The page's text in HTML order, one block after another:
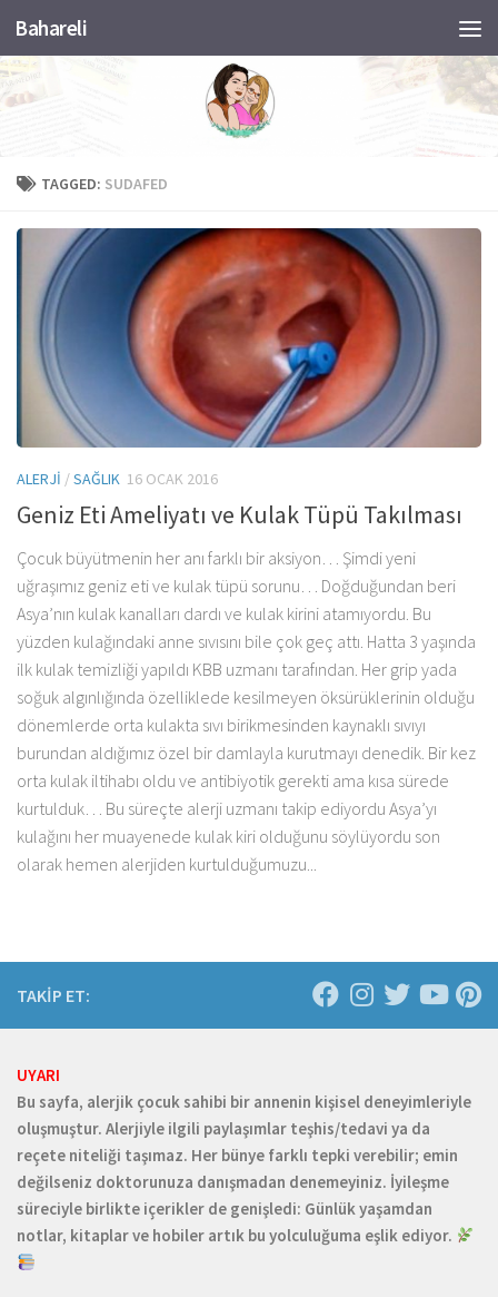
Skip to content
Bahareli
TAGGED: SUDAFED
ALERJI /SAĞLIK 16 OCAK 2016
Geniz Eti Ameliyatı ve Kulak Tüpü Takılması
Çocuk büyütmenin her anı farklı bir aksiyon… Şimdi yeni
uğraşımız geniz eti ve kulak tüpü sorunu… Doğduğundan beri
Asya’nın kulak kanalları dardı ve kulak kirini atamıyordu. Bu
yüzden kulağındaki anne sıvısını bile çok geç attı. Hatta 3 yaşında
ilk kulak temizliği yapıldı KBB uzmanı tarafından. Her grip yada
soğuk algınlığında özelliklede kesilmeyen öksürüklerinin olduğu
dönemlerde orta kulakta sıvı birikmesinden kaynaklı sıvıyı
burundan aldığımız özel bir damlayla kurutmayı denedik. Bir kez
orta kulak iltihabı oldu ve antibiyotik gerekti ama kısa sürede
kurtulduk… Bu süreçte alerji uzmanı takip ediyordu Asya’yı
kulağını her muayenede kulak kiri olduğunu söylüyordu son
olarak hemen alerjiden kurtulduğumuzu...
TAKİP ET:
UYARI
Bu sayfa, alerjik çocuk sahibi bir annenin kişisel deneyimleriyle
oluşmuştur. Alerjiyle ilgili paylaşımlar teşhis/tedavi ya da
reçete niteliği taşımaz. Her bünye farklı tepki verebilir; emin
değilseniz doktorunuza danışmadan denemeyiniz. İyileşme
süreciyle birlikte içerikler de genişledi: Günlük yaşamdan
notlar, kitaplar ve hobiler artık bu yolculuğuma eşlik ediyor.